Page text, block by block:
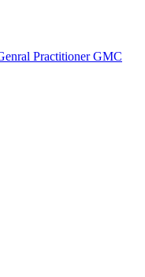
Practitioner GMC